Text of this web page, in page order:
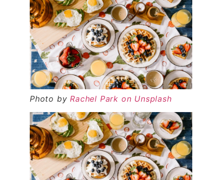
Photo by Rachel Park on Unsplash